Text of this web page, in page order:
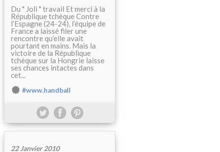
Du " Joli " travail Et merci à la
République tchèque Contre
l’Espagne (24-24), l’équipe de
France a laissé filer une
rencontre qu’elle avait
pourtant en mains. Mais la
victoire de la République
tchèque sur la Hongrie laisse
ses chances intactes dans
cet...
#www.handball
22 Janvier 2010